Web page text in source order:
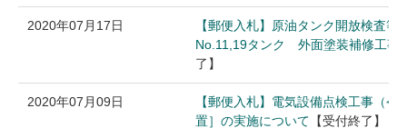
2020年07月17日
【郵便入札】原油タンク開放検査等
No.11,19タンク 外面塗装補修工事
了】
2020年07月09日
【郵便入札】電気設備点検工事（令
置］の実施について 【受付終了】